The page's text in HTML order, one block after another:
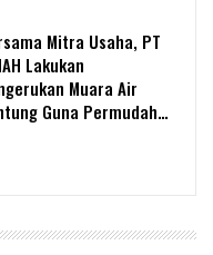
Mitra Usaha, PT
Lakukan
Muara Air
Guna Permudah…